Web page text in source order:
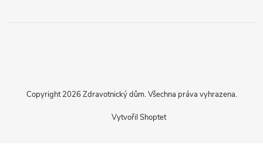
Vytvořil Shoptet
Copyright 2026 Zdravotnický dům. Všechna práva vyhrazena.